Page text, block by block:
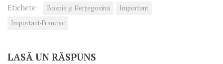
Etichete: Bosnia şi Herţegovina
Important
Important-Francisc
LASĂ UN RĂSPUNS